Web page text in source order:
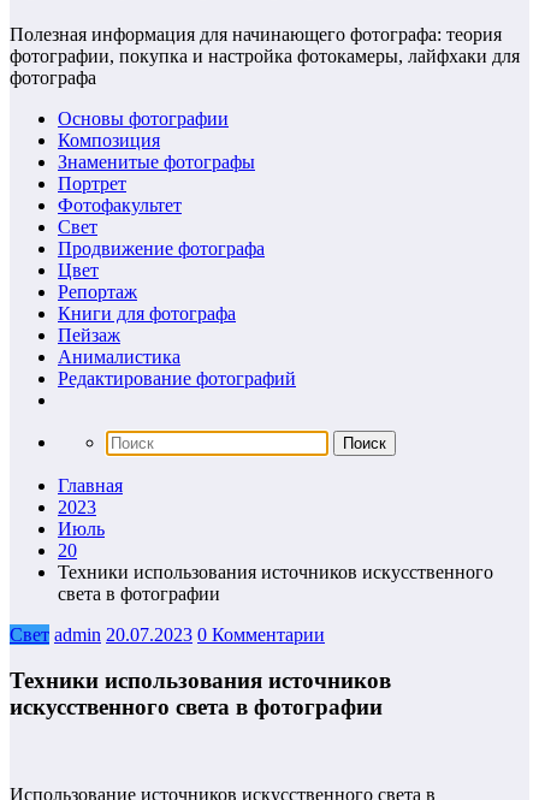
Полезная информация для начинающего фотографа: теория
фотографии, покупка и настройка фотокамеры, лайфхаки для
фотографа
Основы фотографии
Композиция
Знаменитые фотографы
Портрет
Фотофакультет
Свет
Продвижение фотографа
Цвет
Репортаж
Книги для фотографа
Пейзаж
Анималистика
Редактирование фотографий
Главная
2023
Июль
20
Техники использования источников искусственного
света в фотографии
Свет admin 20.07.2023 0 Комментарии
Техники использования источников
искусственного света в фотографии
Использование источников искусственного света в